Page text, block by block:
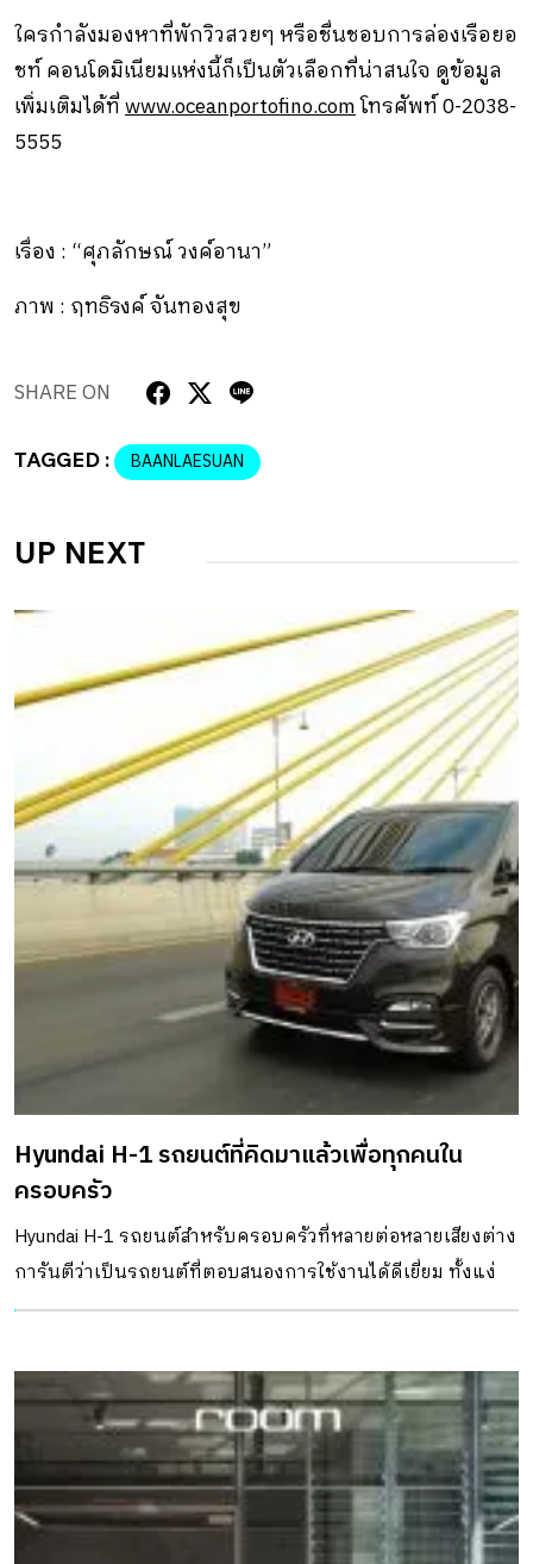
ใครกำลังมองหาที่พักวิวสวยๆ หรือชื่นชอบการล่องเรือยอ
ชท์ คอนโดมิเนียมแห่งนี้ก็เป็นตัวเลือกที่น่าสนใจ ดูข้อมูล
เพิ่มเติมได้ที่www.oceanportofino.comโทรศัพท์ 0-2038-
5555
เรื่อง : “ศุภลักษณ์ วงค์อานา”
ภาพ : ฤทธิรงค์ จันทองสุข
SHARE ON
TAGGED : BAANLAESUAN
UP NEXT
Hyundai H-1 รถยนต์ที่คิดมาแล้วเพื่อทุกคนใน
ครอบครัว
Hyundai H-1 รถยนต์สำหรับครอบครัวที่หลายต่อหลายเสียงต่าง
การันตีว่าเป็นรถยนต์ที่ตอบสนองการใช้งานได้ดีเยี่ยม ทั้งแง่
การขับขี่และความสะดวกสบาย